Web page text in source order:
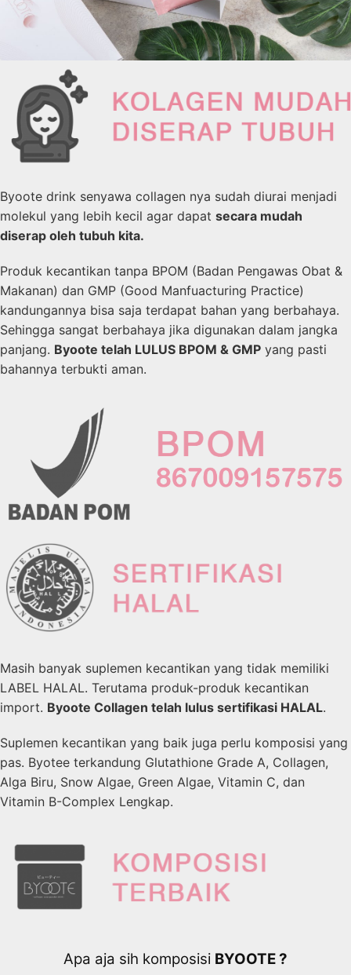
Byoote drink senyawa collagen nya sudah diurai menjadi
molekul yang lebih kecil agar dapat secara mudah
diserap oleh tubuh kita.
Produk kecantikan tanpa BPOM (Badan Pengawas Obat &
Makanan) dan GMP (Good Manfuacturing Practice)
kandungannya bisa saja terdapat bahan yang berbahaya.
Sehingga sangat berbahaya jika digunakan dalam jangka
panjang. Byoote telah LULUS BPOM & GMP yang pasti
bahannya terbukti aman.
Masih banyak suplemen kecantikan yang tidak memiliki
LABEL HALAL. Terutama produk-produk kecantikan
import. Byoote Collagen telah lulus sertifikasi HALAL.
Suplemen kecantikan yang baik juga perlu komposisi yang
pas. Byotee terkandung Glutathione Grade A, Collagen,
Alga Biru, Snow Algae, Green Algae, Vitamin C, dan
Vitamin B-Complex Lengkap.
Apa aja sih komposisi BYOOTE ?​